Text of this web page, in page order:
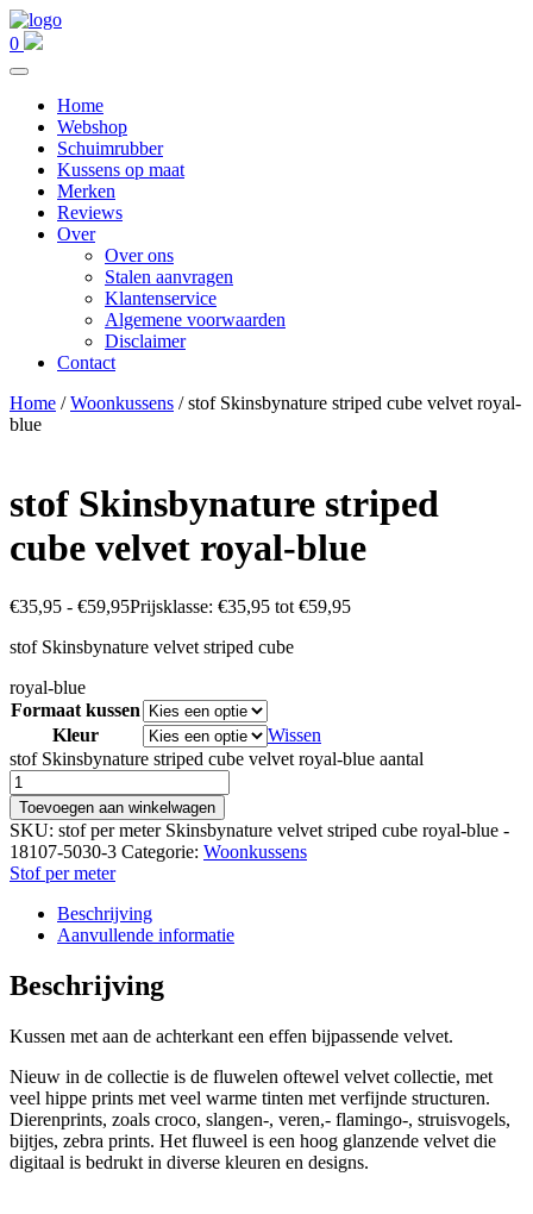
0
Home
Webshop
Schuimrubber
Kussens op maat
Merken
Reviews
Over
Over ons
Stalen aanvragen
Klantenservice
Algemene voorwaarden
Disclaimer
Contact
Home /Woonkussens / stof Skinsbynature striped cube velvet royal-
blue
stof Skinsbynature striped
cube velvet royal-blue
€35,95 - €59,95Prijsklasse: €35,95 tot €59,95
stof Skinsbynature velvet striped cube
royal-blue
Formaat kussen
Kleur
Wissen
stof Skinsbynature striped cube velvet royal-blue aantal
Toevoegen aan winkelwagen
SKU: stof per meter Skinsbynature velvet striped cube royal-blue -
18107-5030-3 Categorie: Woonkussens
Stof per meter
Beschrijving
Aanvullende informatie
Beschrijving
Kussen met aan de achterkant een effen bijpassende velvet.
Nieuw in de collectie is de fluwelen oftewel velvet collectie, met
veel hippe prints met veel warme tinten met verfijnde structuren.
Dierenprints, zoals croco, slangen-, veren,- flamingo-, struisvogels,
bijtjes, zebra prints. Het fluweel is een hoog glanzende velvet die
digitaal is bedrukt in diverse kleuren en designs.